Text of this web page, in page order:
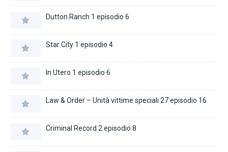
Dutton Ranch 1 episodio 6
Star City 1 episodio 4
In Utero 1 episodio 6
Law & Order – Unità vittime speciali 27 episodio 16
Criminal Record 2 episodio 8